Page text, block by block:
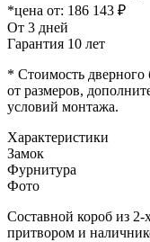
*цена от: 186 143 ₽
От 3 дней
Гарантия 10 лет
* Стоимость дверного
от размеров,
условий монтажа.
Характеристики
Замок
Фурнитура
Фото
Составной короб из
притвором и